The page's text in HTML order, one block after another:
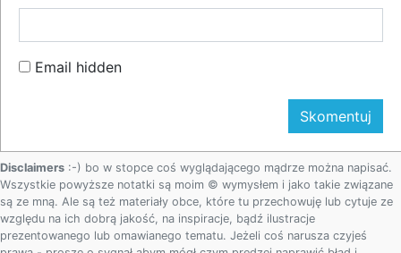
Email hidden
Disclaimers :-) bo w stopce coś wyglądającego mądrze można napisać.
Wszystkie powyższe notatki są moim © wymysłem i jako takie związane
są ze mną. Ale są też materiały obce, które tu przechowuję lub cytuje ze
względu na ich dobrą jakość, na inspiracje, bądź ilustracje
prezentowanego lub omawianego tematu. Jeżeli coś narusza czyjeś